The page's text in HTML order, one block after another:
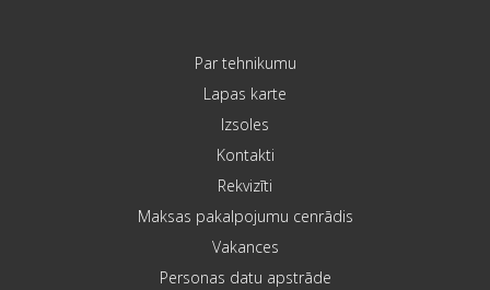
Par tehnikumu
Lapas karte
Izsoles
Kontakti
Rekvizīti
Maksas pakalpojumu cenrādis
Vakances
Personas datu apstrāde